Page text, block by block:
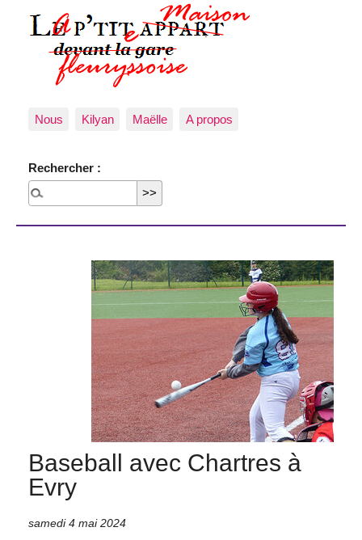
Nous Kilyan Maëlle A propos
Rechercher :
Baseball avec Chartres à
Evry
samedi 4 mai 2024